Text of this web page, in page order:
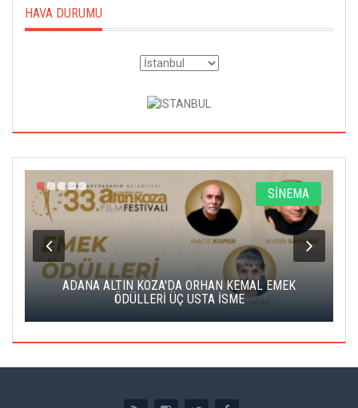
HAVA DURUMU
SİNEMA
ADANA ALTIN KOZA'DA ORHAN KEMAL EMEK
ÖDÜLLERİ ÜÇ USTA İSME